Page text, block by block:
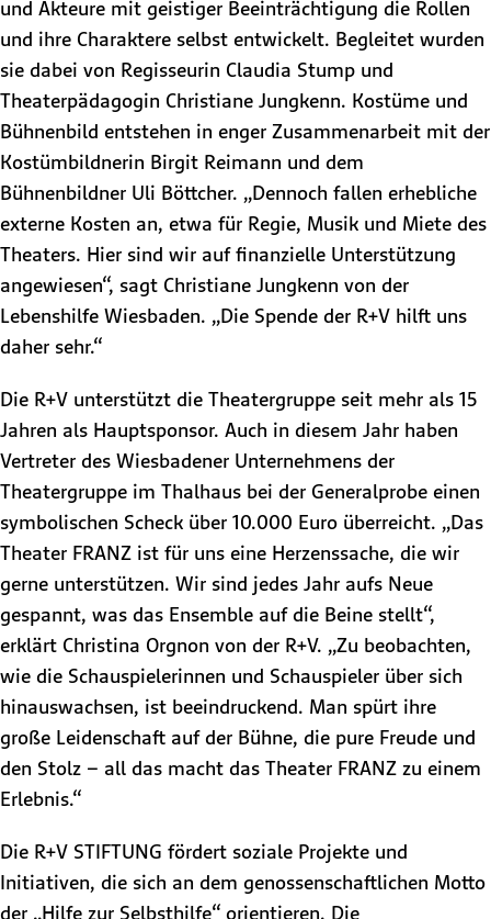
und Akteure mit geistiger Beeinträchtigung die Rollen
und ihre Charaktere selbst entwickelt. Begleitet wurden
sie dabei von Regisseurin Claudia Stump und
Theaterpädagogin Christiane Jungkenn. Kostüme und
Bühnenbild entstehen in enger Zusammenarbeit mit der
Kostümbildnerin Birgit Reimann und dem
Bühnenbildner Uli Böttcher. „Dennoch fallen erhebliche
externe Kosten an, etwa für Regie, Musik und Miete des
Theaters. Hier sind wir auf finanzielle Unterstützung
angewiesen“, sagt Christiane Jungkenn von der
Lebenshilfe Wiesbaden. „Die Spende der R+V hilft uns
daher sehr.“
Die R+V unterstützt die Theatergruppe seit mehr als 15
Jahren als Hauptsponsor. Auch in diesem Jahr haben
Vertreter des Wiesbadener Unternehmens der
Theatergruppe im Thalhaus bei der Generalprobe einen
symbolischen Scheck über 10.000 Euro überreicht. „Das
Theater FRANZ ist für uns eine Herzenssache, die wir
gerne unterstützen. Wir sind jedes Jahr aufs Neue
gespannt, was das Ensemble auf die Beine stellt“,
erklärt Christina Orgnon von der R+V. „Zu beobachten,
wie die Schauspielerinnen und Schauspieler über sich
hinauswachsen, ist beeindruckend. Man spürt ihre
große Leidenschaft auf der Bühne, die pure Freude und
den Stolz – all das macht das Theater FRANZ zu einem
Erlebnis.“
Die R+V STIFTUNG fördert soziale Projekte und
Initiativen, die sich an dem genossenschaftlichen Motto
der „Hilfe zur Selbsthilfe“ orientieren. Die